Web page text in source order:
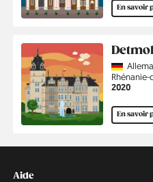
En savoir
Country
Région
Année
2020
En savoir
Kontakt
Aide